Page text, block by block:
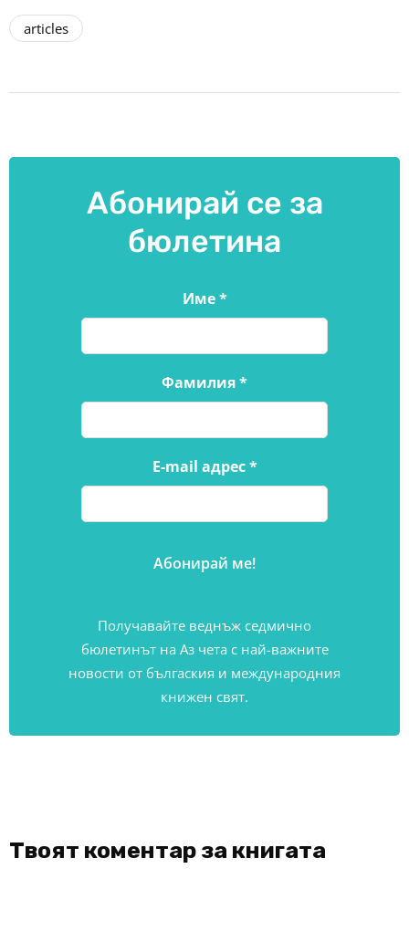
articles
Абонирай се за
бюлетина
Име*
Фамилия*
E-mail адрес*
Получавайте веднъж седмично
бюлетинът на Аз чета с най-важните
новости от бългаския и международния
книжен свят.
Твоят коментар за книгата